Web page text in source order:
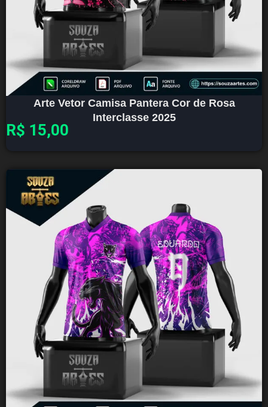
Arte Vetor Camisa Pantera Cor de Rosa
Interclasse 2025
R$ 15,00